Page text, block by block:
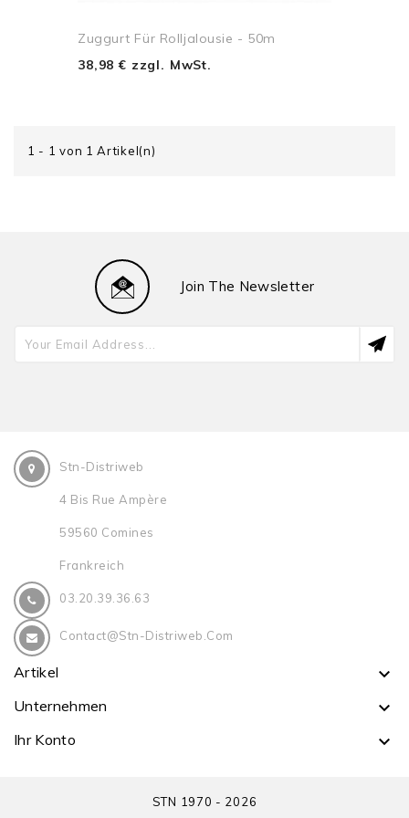
Zuggurt Für Rolljalousie - 50m
38,98 € zzgl. MwSt.
1 - 1 von 1 Artikel(n)
Join The Newsletter
Stn-Distriweb
4 Bis Rue Ampère
59560 Comines
Frankreich
03.20.39.36.63
Contact@stn-Distriweb.com
Artikel 
Unternehmen 
Ihr Konto 
STN 1970 - 2026